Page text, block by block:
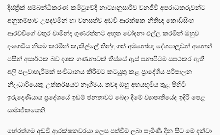
දිස්ත්‍රික් සම්බන්ධීකරණ කමිටුවේදී නාට්‍යානුසාරීව වනජීවී අපරාධකරුවන්ට
අනුකම්පාව උපදවමින් හා වනසත්ව අඩවි ආරක්ෂක නීතිඥ කොඩිසිංහ
ආරච්චිගේ චතුර චාමින්ද ගුණරත්නට අභූත චෝදනා එල්ල කරමින් ඔහුව
දංගෙඩිය නියම කරමින් කැකිල්ලේ තීන්දු ගත් අමනෝඥ දේශපාලුවන් අනෙක්
පසින් අසාර්ථක බව දශක ගණනාවක් තිස්සේ ඇස් පනාපිටම සපථකර ඇති
අලි පලවාහැරීමක් සංවිධානය කිරීමට කටයුතු කළ ප්‍රාදේශීය පරිපාලන
නිලධාරියෙකු උත්කර්ෂයට නැගීමය. තවද ඔහු අභයභූමිය තුළ පිහිටි
ඉරුදෙණියාය ප්‍රදේශයේ ඉඩම් ජනතාවට බෙදා දීමේ ව්‍යාපෘතියේද ඉදිරි පෙළ
සාමාජිකයෙකි.
හේරත්ගම අඩවි ආරක්ෂකවරයා ලෙස පත්වීම් ලබා පැමිණි දින සිට මේ දක්වා